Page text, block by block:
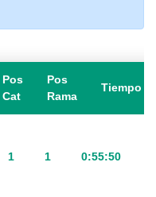
Pos
Cat
Pos
Rama
Tiempo
1 1 0:55:50